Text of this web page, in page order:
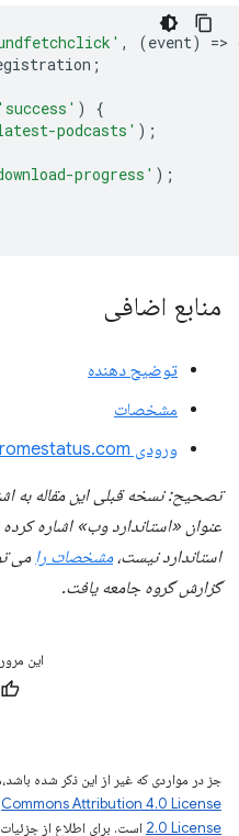
, (event) =>
;
'success' )
{
podcasts' );
progress' );
منابع اضافی
توضیح دهنده
مشخصات
ورودی chromestatus.com
استاندارد نیست، مشخصات را
گزارش گروه جامعه یافت.
این
جز در مواردی که غیر از این ذکر شده
Commons Attribution 4.0 License
2.0 License است. برای اطلاع از